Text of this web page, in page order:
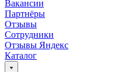
Вакансии
Партнёры
Отзывы
Сотрудники
Отзывы Яндекс
Каталог